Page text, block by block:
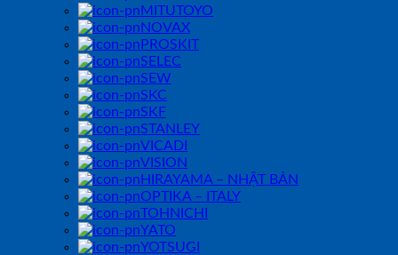
MITUTOYO
NOVAX
PROSKIT
SELEC
SEW
SKC
SKF
STANLEY
VICADI
VISION
HIRAYAMA – NHẬT BẢN
OPTIKA – ITALY
TOHNICHI
YATO
YOTSUGI